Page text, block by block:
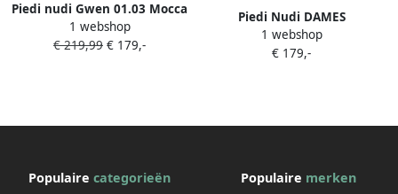
Piedi nudi Gwen 01.03 Mocca
Brown G-Wijdte
1 webshop
€ 219,99 € 179,-
Piedi Nudi DAMES
VETERBOOTS TAUPE GWEN
01.02 ACERO TAUPE
1 webshop
€ 179,-
Populaire categorieën Populaire merken